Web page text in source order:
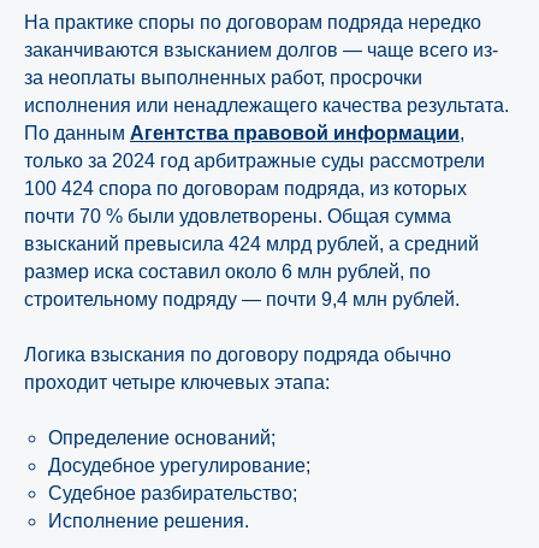
На практике споры по договорам подряда нередко
заканчиваются взысканием долгов — чаще всего из-
за неоплаты выполненных работ, просрочки
исполнения или ненадлежащего качества результата.
По данным Агентства правовой информации,
только за 2024 год арбитражные суды рассмотрели
100 424 спора по договорам подряда, из которых
почти 70 % были удовлетворены. Общая сумма
взысканий превысила 424 млрд рублей, а средний
размер иска составил около 6 млн рублей, по
строительному подряду — почти 9,4 млн рублей.
Логика взыскания по договору подряда обычно
проходит четыре ключевых этапа:
Определение оснований;
Досудебное урегулирование;
Судебное разбирательство;
Исполнение решения.